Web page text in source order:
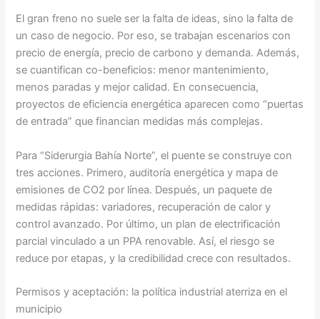
El gran freno no suele ser la falta de ideas, sino la falta de
un caso de negocio. Por eso, se trabajan escenarios con
precio de energía, precio de carbono y demanda. Además,
se cuantifican co-beneficios: menor mantenimiento,
menos paradas y mejor calidad. En consecuencia,
proyectos de eficiencia energética aparecen como “puertas
de entrada” que financian medidas más complejas.
Para “Siderurgia Bahía Norte”, el puente se construye con
tres acciones. Primero, auditoría energética y mapa de
emisiones de CO2 por línea. Después, un paquete de
medidas rápidas: variadores, recuperación de calor y
control avanzado. Por último, un plan de electrificación
parcial vinculado a un PPA renovable. Así, el riesgo se
reduce por etapas, y la credibilidad crece con resultados.
Permisos y aceptación: la política industrial aterriza en el
municipio